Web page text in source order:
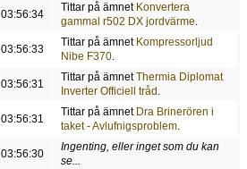
03:56:34
Tittar på ämnet Konvertera
gammal r502 DX jordvärme.
03:56:33
Tittar på ämnet Kompressorljud
Nibe F370.
03:56:31
Tittar på ämnetThermia Diplomat
Inverter Officiell tråd .
03:56:31
Tittar på ämnet Dra Brinerören i
taket - Avlufnigsproblem.
03:56:30
Ingenting, eller inget som du kan
se...